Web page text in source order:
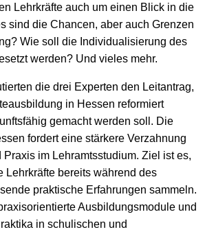
Lehrkräfte auch um einen Blick in die
sind die Chancen, aber auch Grenzen
Wie soll die Individualisierung des
werden? Und vieles mehr.
die drei Experten den Leitantrag,
in Hessen reformiert
gemacht werden soll. Die
fordert eine stärkere Verzahnung
im Lehramtsstudium. Ziel ist es,
Lehrkräfte bereits während des
praktische Erfahrungen sammeln.
Ausbildungsmodule und
in schulischen und